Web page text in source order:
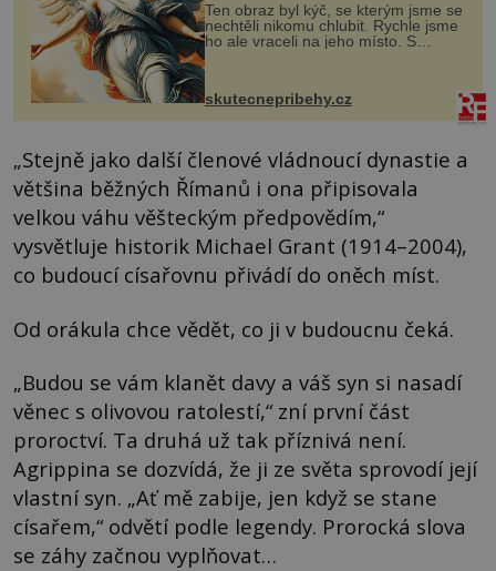
Ten obraz byl kýč, se kterým jsme se
nechtěli nikomu chlubit. Rychle jsme
ho ale vraceli na jeho místo. S
manželem Vaškem jsme si pořídili
chaloupku, takový domek na severu
Čech, kde jsme si naplánova...
skutecnepribehy.cz
„Stejně jako další členové vládnoucí dynastie a
většina běžných Římanů i ona připisovala
velkou váhu věšteckým předpovědím,“
vysvětluje historik Michael Grant (1914–2004),
co budoucí císařovnu přivádí do oněch míst.
Od orákula chce vědět, co ji v budoucnu čeká.
„Budou se vám klanět davy a váš syn si nasadí
věnec s olivovou ratolestí,“ zní první část
proroctví. Ta druhá už tak příznivá není.
Agrippina se dozvídá, že ji ze světa sprovodí její
vlastní syn. „Ať mě zabije, jen když se stane
císařem,“ odvětí podle legendy. Prorocká slova
se záhy začnou vyplňovat…